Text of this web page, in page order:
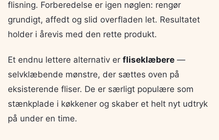
flisning. Forberedelse er igen nøglen: rengør
grundigt, affedt og slid overfladen let. Resultatet
holder i årevis med den rette produkt.
Et endnu lettere alternativ er fliseklæbere —
selvklæbende mønstre, der sættes oven på
eksisterende fliser. De er særligt populære som
stænkplade i køkkener og skaber et helt nyt udtryk
på under en time.